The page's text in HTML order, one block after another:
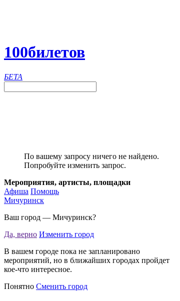
100билетов
БЕТА
По вашему запросу ничего не найдено.
Попробуйте изменить запрос.
Мероприятия, артисты, площадки
Афиша Помощь
Мичуринск
Ваш город — Мичуринск?
Да, верно Изменить город
В вашем городе пока не запланировано
мероприятий, но в ближайших городах пройдет
кое-что интересное.
Понятно Сменить город